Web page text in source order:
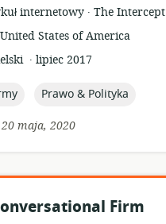
internetowy .
wydawca:
The Intercept
States of America
.
datalipiec 2017
topic:
Prawo & Polityka
maja, 2020
Firm